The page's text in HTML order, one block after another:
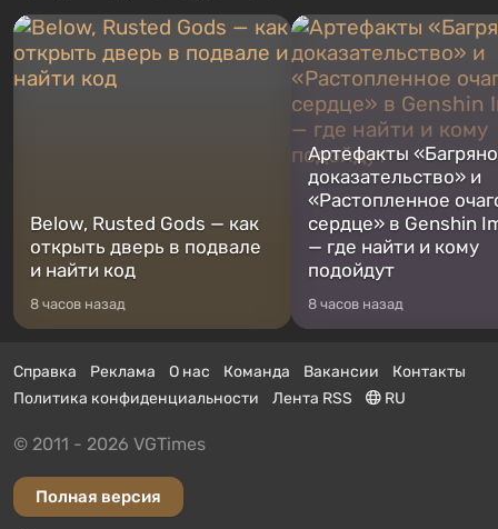
Below, Rusted Gods — как
открыть дверь в подвале
и найти код
8 часов назад
Артефакты
доказательство» и
«Растопленное
сердце» в Genshin
— где найти и кому
подойдут
8 часов назад
Справка Реклама О нас Команда Вакансии
Контакты
Политика конфиденциальности
Лента RSS RU
© 2011 - 2026 VGTimes
Полная версия